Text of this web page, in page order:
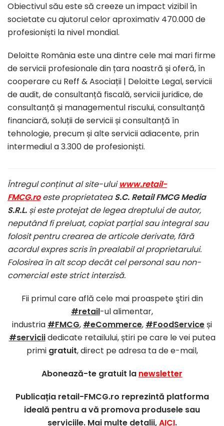
Obiectivul său este să creeze un impact vizibil în
societate cu ajutorul celor aproximativ 470.000 de
profesioniști la nivel mondial.
Deloitte România este una dintre cele mai mari firme
de servicii profesionale din țara noastră și oferă, în
cooperare cu Reff & Asociații | Deloitte Legal, servicii
de audit, de consultanță fiscală, servicii juridice, de
consultanță și managementul riscului, consultanță
financiară, soluții de servicii și consultanță în
tehnologie, precum și alte servicii adiacente, prin
intermediul a 3.300 de profesioniști.
Întregul conținut al site-uluiwww.retail-
FMCG.roeste proprietateaS.C. Retail FMCG Media
S.R.L. și este protejat de legea dreptului de autor,
neputând fi preluat, copiat parțial sau integral sau
folosit pentru crearea de articole derivate, fără
acordul expres scris în prealabil al proprietarului.
Folosirea în alt scop decât cel personal sau non-
comercial este strict interzisă.
Fii primul care află cele mai proaspete ştiri din
#retail-ul alimentar,
industria #FMCG, #eCommerce, #FoodServiceși
#serviciidedicate retailului, știri pe care le vei putea
primi gratuit, direct pe adresa ta de e-mail,
Abonează-te gratuit la newsletter
Publicația retail-FMCG.ro reprezintă platforma
ideală pentru a vă promova produsele sau
serviciile. Mai multe detalii,AICI.